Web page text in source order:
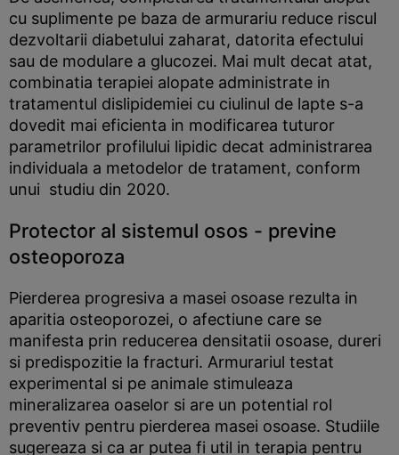
cu suplimente pe baza de armurariu reduce riscul
dezvoltarii diabetului zaharat, datorita efectului
sau de modulare a glucozei. Mai mult decat atat,
combinatia terapiei alopate administrate in
tratamentul dislipidemiei cu ciulinul de lapte s-a
dovedit mai eficienta in modificarea tuturor
parametrilor profilului lipidic decat administrarea
individuala a metodelor de tratament, conform
unui studiu din 2020.
Protector al sistemul osos - previne
osteoporoza
Pierderea progresiva a masei osoase rezulta in
aparitia osteoporozei, o afectiune care se
manifesta prin reducerea densitatii osoase, dureri
si predispozitie la fracturi. Armurariul testat
experimental si pe animale stimuleaza
mineralizarea oaselor si are un potential rol
preventiv pentru pierderea masei osoase. Studiile
sugereaza si ca ar putea fi util in terapia pentru